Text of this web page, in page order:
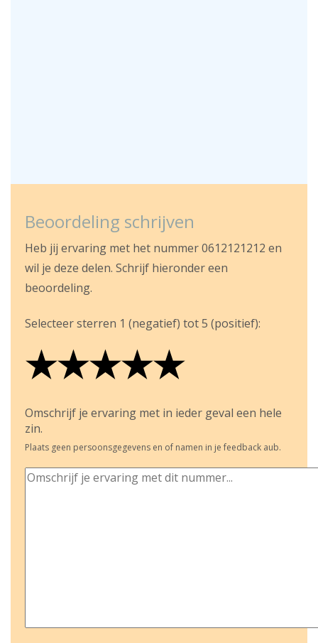
Beoordeling schrijven
Heb jij ervaring met het nummer 0612121212 en
wil je deze delen. Schrijf hieronder een
beoordeling.
Selecteer sterren 1 (negatief) tot 5 (positief):
★
★★
★★★
★★★★
★★★★★
Omschrijf je ervaring met in ieder geval een hele
zin.
Plaats geen persoonsgegevens en of namen in je feedback aub.